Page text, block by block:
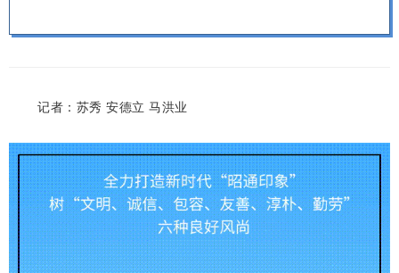
记者：苏秀 安德立 马洪业